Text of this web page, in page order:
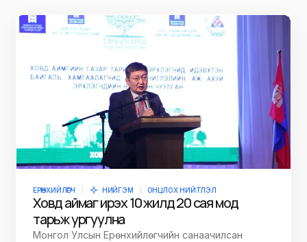
ЕРӨНХИЙЛӨГЧ НИЙГЭМ ОНЦЛОХ НИЙТЛЭЛ
Ховд аймаг ирэх 10 жилд 20 сая мод
тарьж ургуулна
Монгол Улсын Ерөнхийлөгчийн санаачилсан